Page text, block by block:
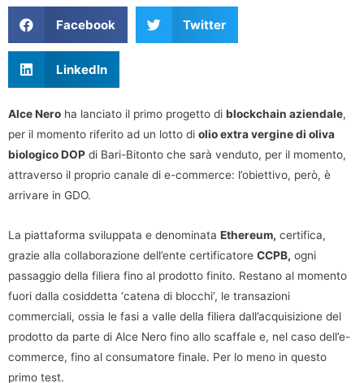
Facebook Twitter
LinkedIn
Alce Nero ha lanciato il primo progetto di blockchain aziendale,
per il momento riferito ad un lotto di olio extra vergine di oliva
biologico DOP di Bari-Bitonto che sarà venduto, per il momento,
attraverso il proprio canale di e-commerce: l’obiettivo, però, è
arrivare in GDO.
La piattaforma sviluppata e denominata Ethereum, certifica,
grazie alla collaborazione dell’ente certificatore CCPB, ogni
passaggio della filiera fino al prodotto finito. Restano al momento
fuori dalla cosiddetta ‘catena di blocchi’, le transazioni
commerciali, ossia le fasi a valle della filiera dall’acquisizione del
prodotto da parte di Alce Nero fino allo scaffale e, nel caso dell’e-
commerce, fino al consumatore finale. Per lo meno in questo
primo test.